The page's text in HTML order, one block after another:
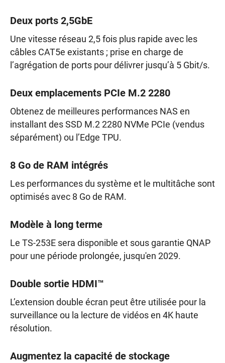
Deux ports 2,5GbE
Une vitesse réseau 2,5 fois plus rapide avec les
câbles CAT5e existants ; prise en charge de
l’agrégation de ports pour délivrer jusqu’à 5 Gbit/s.
Deux emplacements PCIe M.2 2280
Obtenez de meilleures performances NAS en
installant des SSD M.2 2280 NVMe PCIe (vendus
séparément) ou l’Edge TPU.
8 Go de RAM intégrés
Les performances du système et le multitâche sont
optimisés avec 8 Go de RAM.
Modèle à long terme
Le TS-253E sera disponible et sous garantie QNAP
pour une période prolongée, jusqu'en 2029.
Double sortie HDMI™
L’extension double écran peut être utilisée pour la
surveillance ou la lecture de vidéos en 4K haute
résolution.
Augmentez la capacité de stockage